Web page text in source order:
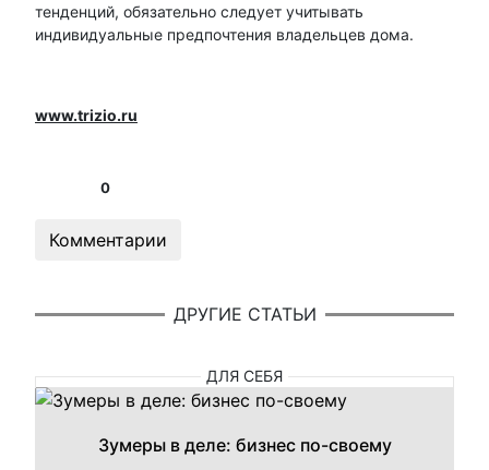
тенденций, обязательно следует учитывать
индивидуальные предпочтения владельцев дома.
www.trizio.ru
0
Комментарии
ДРУГИЕ СТАТЬИ
ДЛЯ СЕБЯ
Зумеры в деле: бизнес по-своему